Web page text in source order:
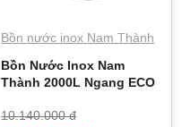
Bồn nước inox Nam Thành
Bồn Nước Inox Nam
Thành 2000L Ngang ECO
10.140.000 đ